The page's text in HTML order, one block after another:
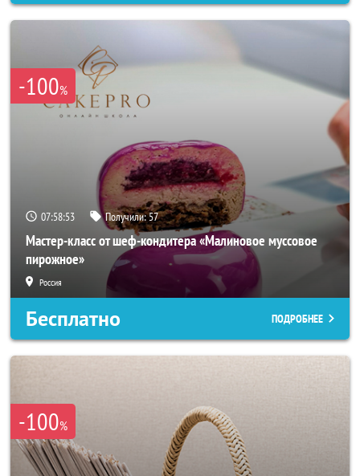
-100%
07:58:50 Получили:57
Мастер-класс от шеф-кондитера «Малиновое муссовое
пирожное»
Россия
Бесплатно ПОДРОБНЕЕ
-100%